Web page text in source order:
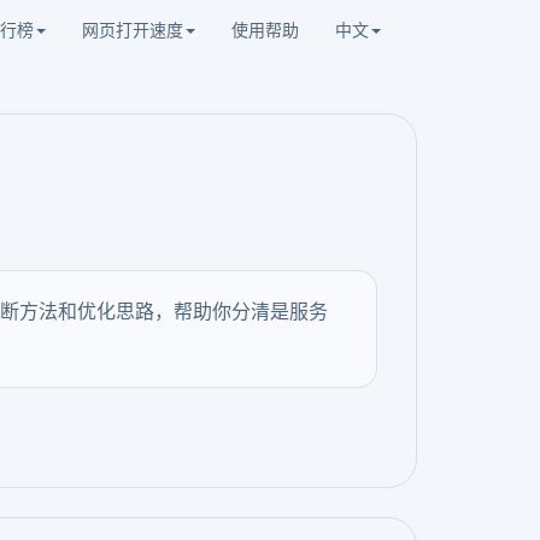
榜 网页打开速度 使用帮助 中文
方法和优化思路，帮助你分清是服务